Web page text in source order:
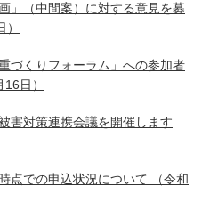
」（中間案）に対する意見を募
づくりフォーラム」への参加者
日）
害対策連携会議を開催します
点での申込状況について （令和